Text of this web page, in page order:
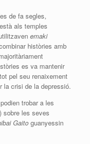
de fa segles,
als temples
emaki
històries amb
es va mantenir
pel seu renaixement
la crisi de la depressió.
trobar a les
sobre les seves
Gaito guanyessin